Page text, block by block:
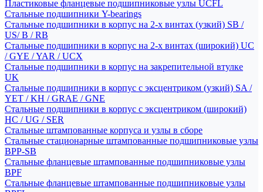
Пластиковые фланцевые подшипниковые узлы UCFL
Стальные подшипники Y-bearings
Стальные подшипники в корпус на 2-х винтах (узкий) SB /
US/ B / RB
Стальные подшипники в корпус на 2-х винтах (широкий) UC
/ GYE / YAR / UCX
Стальные подшипники в корпус на закрепительной втулке
UK
Стальные подшипники в корпус с эксцентриком (узкий) SA /
YET / KH / GRAE / GNE
Стальные подшипники в корпус с эксцентриком (широкий)
HC / UG / SER
Стальные штампованные корпуса и узлы в сборе
Стальные стационарные штампованные подшипниковые узлы
BPP-SB
Стальные фланцевые штампованные подшипниковые узлы
BPF
Стальные фланцевые штампованные подшипниковые узлы